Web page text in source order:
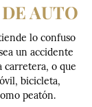
AUTO
lo confuso
un accidente
carretera, o que
bicicleta,
peatón.